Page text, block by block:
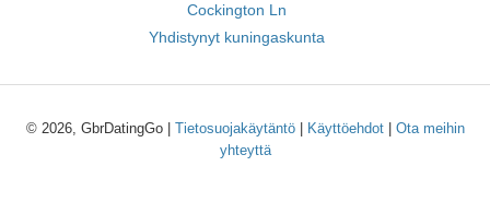
Cockington Ln
Yhdistynyt kuningaskunta
© 2026, GbrDatingGo | Tietosuojakäytäntö| Käyttöehdot| Ota meihin
yhteyttä